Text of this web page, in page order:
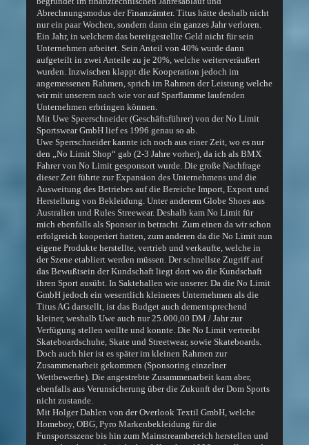
Abrechnungsmodus der Finanzämter. Titus hätte deshalb nicht
nur ein paar Wochen, sondern dann ein ganzes Jahr verloren.
Ein Jahr, in welchem das bereitgestellte Geld nicht für sein
Unternehmen arbeitet. Sein Anteil von 40% wurde dann
aufgeteilt in zwei Anteile zu je 20%, welche weiterveräußert
wurden. Inzwischen klappt die Kooperation jedoch im
angemessenen Rahmen, sprich im Rahmen der Leistung welche
wir mit unserem nach wie vor auf Sparflamme laufenden
Unternehmen erbringen können.
Mit Uwe Speerschneider (Geschäftsführer) von der No Limit
Sportswear GmbH lief es 1996 genau so ab.
Uwe Sperrschneider kannte ich noch aus einer Zeit, wo es nur
den „No Limit Shop“ gab (2-3 Jahre vorher), da ich als BMX
Fahrer von No Limit gesponsort wurde. Die große Nachfrage
dieser Zeit führte zur Expansion des Unternehmens und die
Ausweitung des Betriebes auf die Bereiche Import, Export und
Herstellung von Bekleidung. Unter anderem Globe Shoes aus
Australien und Rules Streewear. Deshalb kam No Limit für
mich ebenfalls als Sponsor in betracht. Zum einen da wir schon
erfolgreich kooperiert hatten, zum anderen da die No Limit nun
eigene Produkte herstellte, vertrieb und verkaufte, welche in
der Szene etabliert werden müssen. Der schnellste Zugriff auf
das Bewußtsein der Kundschaft liegt dort wo die Kundschaft
ihren Sport ausübt. In Saktehallen wie unserer. Da die No Limit
GmbH jedoch ein wesentlich kleineres Unternehmen als die
Titus AG darstellt, ist das Budget auch dementsprechend
kleiner, weshalb Uwe auch nur 25.000,00 DM / Jahr zur
Verfügung stellen wollte und konnte. Die No Limit vertreibt
Skateboardschuhe, Skate und Streetwear, sowie Skateboards.
Doch auch hier ist es später im kleinen Rahmen zur
Zusammenarbeit gekommen (Sponsoring einzelner
Wettbewerbe). Die angestrebte Zusammenarbeit kam aber,
ebenfalls aus Verunsicherung über die Zukunft der Dom Sports
nicht zustande.
Mit Holger Dahlen von der Overlook Textil GmbH, welche
Homeboy, OBG, Pyro Markenbekleidung für die
Funsportsszene bis hin zum Mainstreambereich herstellen und